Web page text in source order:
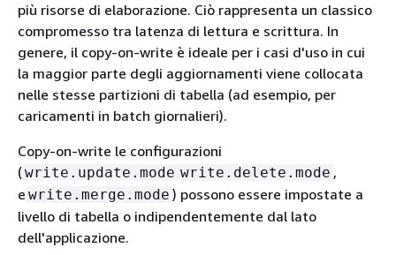
più risorse di elaborazione. Ciò rappresenta un classico
compromesso tra latenza di lettura e scrittura. In
genere, il copy-on-write è ideale per i casi d'uso in cui
la maggior parte degli aggiornamenti viene collocata
nelle stesse partizioni di tabella (ad esempio, per
caricamenti in batch giornalieri).
Copy-on-write le configurazioni
(write.update.mode write.delete.mode ,
e write.merge.mode ) possono essere impostate a
livello di tabella o indipendentemente dal lato
dell'applicazione.